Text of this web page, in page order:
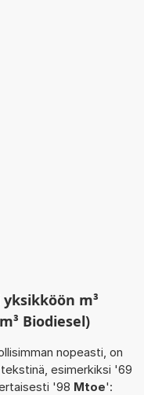
m³
Biodiesel)
nopeasti, on
esimerkiksi '69
'98 Mtoe':